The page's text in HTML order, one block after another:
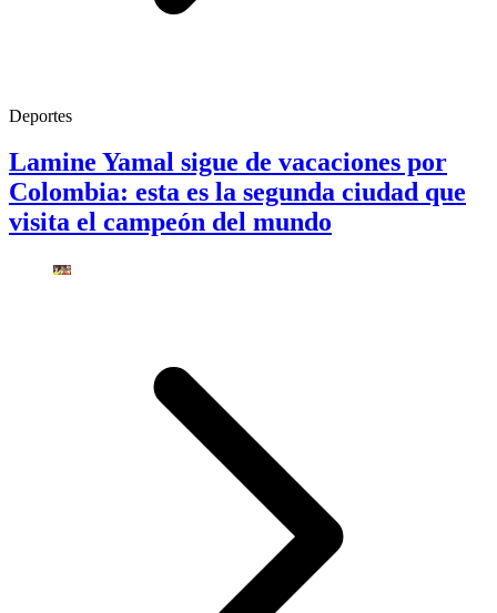
Deportes
Lamine Yamal sigue de vacaciones por
Colombia: esta es la segunda ciudad que
visita el campeón del mundo